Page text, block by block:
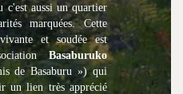
c'est aussi un quartier
marquées. Cette
et soudée est
Basaburuko
de Basaburu ») qui
un lien très apprécié